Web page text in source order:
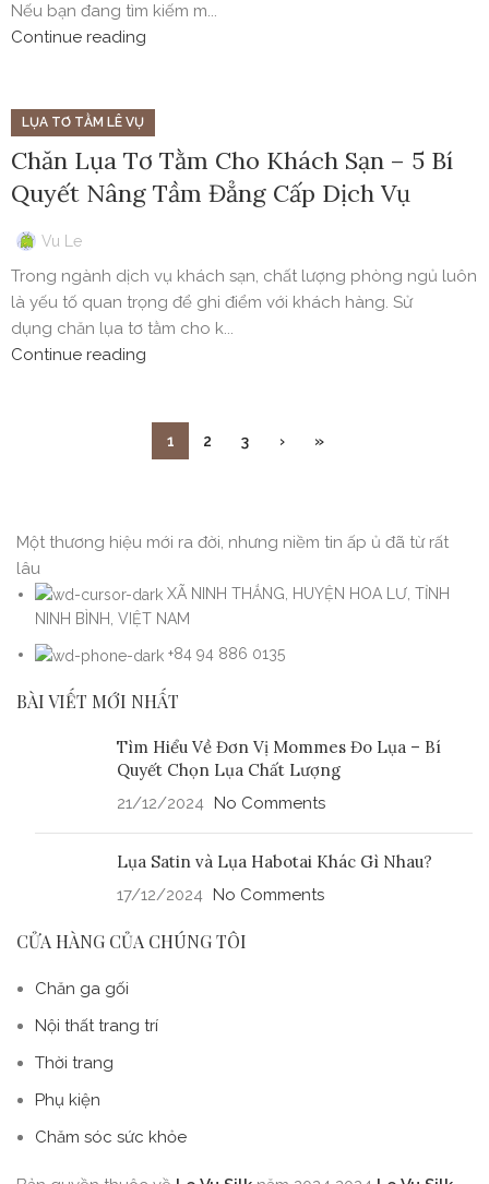
Nếu bạn đang tìm kiếm m...
Continue reading
LỤA TƠ TẰM LÊ VỤ
Chăn Lụa Tơ Tằm Cho Khách Sạn – 5 Bí
Quyết Nâng Tầm Đẳng Cấp Dịch Vụ
Vu Le
Trong ngành dịch vụ khách sạn, chất lượng phòng ngủ luôn
là yếu tố quan trọng để ghi điểm với khách hàng. Sử
dụng chăn lụa tơ tằm cho k...
Continue reading
1 2 3 › »
Một thương hiệu mới ra đời, nhưng niềm tin ấp ủ đã từ rất
lâu
XÃ NINH THẮNG, HUYỆN HOA LƯ, TỈNH
NINH BÌNH, VIỆT NAM
+84 94 886 0135
BÀI VIẾT MỚI NHẤT
Tìm Hiểu Về Đơn Vị Mommes Đo Lụa – Bí
Quyết Chọn Lụa Chất Lượng
21/12/2024 No Comments
Lụa Satin và Lụa Habotai Khác Gì Nhau?
17/12/2024 No Comments
CỬA HÀNG CỦA CHÚNG TÔI
Chăn ga gối
Nội thất trang trí
Thời trang
Phụ kiện
Chăm sóc sức khỏe